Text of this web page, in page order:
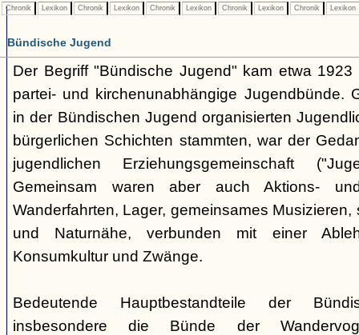
Chronik Lexikon Chronik Lexikon Chronik Lexikon Chronik Lexikon Chronik Lexikon
Bündische Jugend
Der Begriff "Bündische Jugend" kam etwa
partei- und kirchenunabhängige Jugendbünde.
in der Bündischen Jugend organisierten
bürgerlichen Schichten stammten, war der
jugendlichen Erziehungsgemeinschaft
Gemeinsam waren aber auch Aktions-
Wanderfahrten, Lager, gemeinsames
und Naturnähe, verbunden mit einer
Konsumkultur und Zwänge.
Bedeutende Hauptbestandteile der
insbesondere die Bünde der